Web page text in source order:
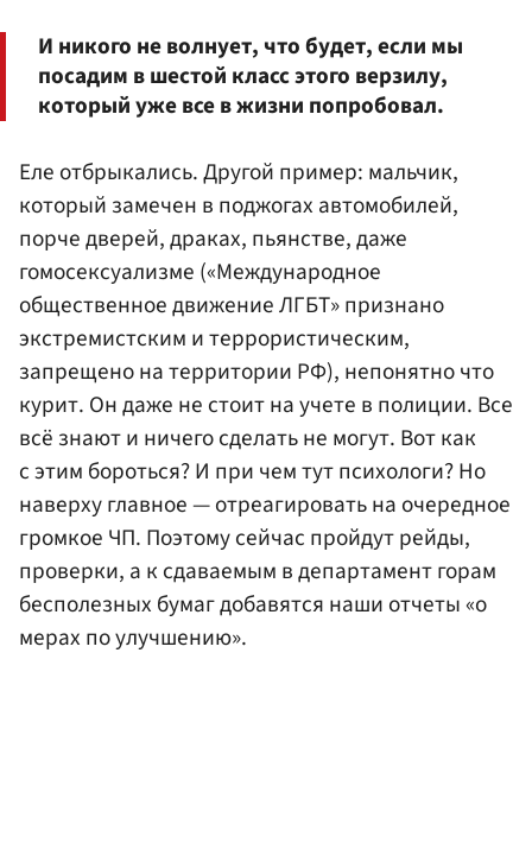
И никого не волнует, что будет, если мы
посадим в шестой класс этого верзилу,
который уже все в жизни попробовал.
Еле отбрыкались. Другой пример: мальчик,
который замечен в поджогах автомобилей,
порче дверей, драках, пьянстве, даже
гомосексуализме («Международное
общественное движение ЛГБТ» признано
экстремистским и террористическим,
запрещено на территории РФ), непонятно что
курит. Он даже не стоит на учете в полиции. Все
всё знают и ничего сделать не могут. Вот как
с этим бороться? И при чем тут психологи? Но
наверху главное — отреагировать на очередное
громкое ЧП. Поэтому сейчас пройдут рейды,
проверки, а к сдаваемым в департамент горам
бесполезных бумаг добавятся наши отчеты «о
мерах по улучшению».